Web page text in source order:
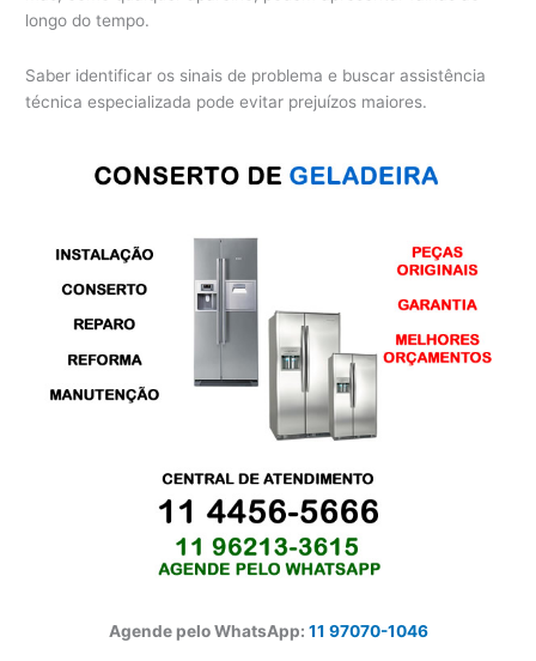
longo do tempo.
Saber identificar os sinais de problema e buscar assistência
técnica especializada pode evitar prejuízos maiores.
Agende pelo WhatsApp: 11 97070-1046